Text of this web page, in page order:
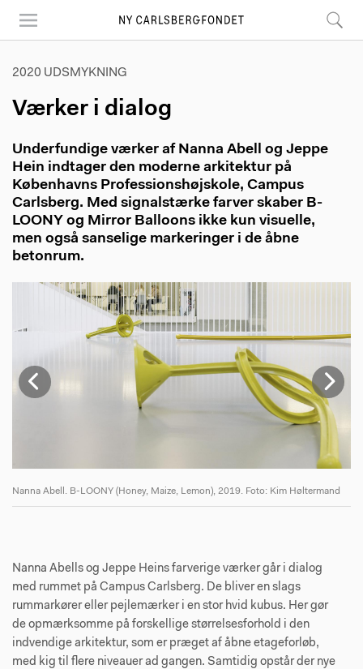
main
2020 UDSMYKNING
Værker i dialog
Underfundige værker af Nanna Abell og Jeppe
Hein indtager den moderne arkitektur på
Københavns Professionshøjskole, Campus
Carlsberg. Med signalstærke farver skaber B-
LOONY og Mirror Balloons ikke kun visuelle,
men også sanselige markeringer i de åbne
betonrum.
Nanna Abell. B-LOONY (Honey, Maize, Lemon), 2019. Foto: Kim Høltermand
Nanna Abells og Jeppe Heins farverige værker går i dialog
med rummet på Campus Carlsberg. De bliver en slags
rummarkører eller pejlemærker i en stor hvid kubus. Her gør
de opmærksomme på forskellige størrelsesforhold i den
indvendige arkitektur, som er præget af åbne etageforløb,
med kig til flere niveauer ad gangen. Samtidig opstår der nye